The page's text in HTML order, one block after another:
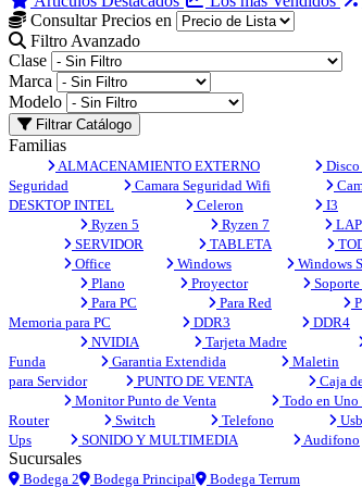
Consultar Precios en
Filtro Avanzado
Clase
Marca
Modelo
Filtrar Catálogo
Familias
ALMACENAMIENTO EXTERNO
Seguridad
Camara Seguridad Wifi
DESKTOP INTEL
Celeron I3
Ryzen 5
Ryzen 7
SERVIDOR
TABLETA
Office
Windows Windows
Plano
Proyector
Para PC
Para Red
Memoria para PC
DDR3 DDR4
NVIDIA
Tarjeta Madre
Funda
Garantia Extendida Maletin
para Servidor
PUNTO DE VENTA Caja
Monitor Punto de Venta
Todo en Uno
Router
Switch Telefono
Ups
SONIDO Y MULTIMEDIA Audifono
Sucursales
Bodega 2 Bodega Principal Bodega Terrum